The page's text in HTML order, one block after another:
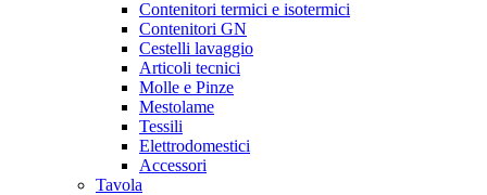
Contenitori termici e isotermici
Contenitori GN
Cestelli lavaggio
Articoli tecnici
Molle e Pinze
Mestolame
Tessili
Elettrodomestici
Accessori
Tavola